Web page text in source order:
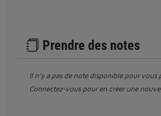
Prendre des notes
Il n’y a pas de note disponible pour vous
Connectez-vous pour en créer une